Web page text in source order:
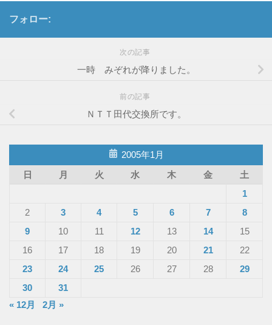
フォロー:
次の記事
一時 みぞれが降りました。
前の記事
ＮＴＴ田代交換所です。
2005年1月
日
月 火 水 木 金
土
1
2
3 4 5 6 7
8
9
10 11 12 13 14
15
16
17 18 19 20 21
22
23
24 25 26 27 28
29
30
31
« 12月
2月 »